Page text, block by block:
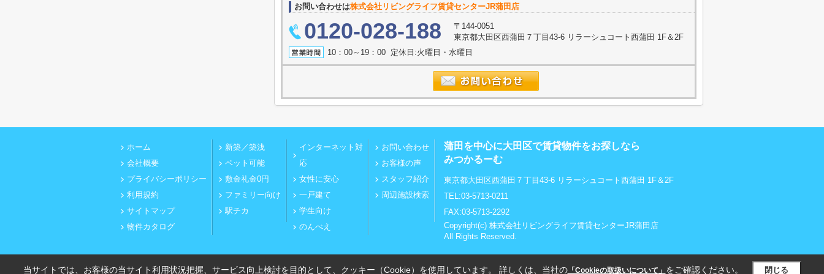
お問い合わせは株式会社リビングライフ賃貸センターJR蒲田店
0120-028-188
〒144-0051
東京都大田区西蒲田７丁目43-6 リラーシュコート西蒲田 1F＆2F
10：00～19：00 定休日:火曜日・水曜日
ホーム
会社概要
プライバシーポリシー
利用規約
サイトマップ
物件カタログ
新築／築浅
ペット可能
敷金礼金0円
ファミリー向け
駅チカ
インターネット対
応
女性に安心
一戸建て
学生向け
のんべえ
お問い合わせ
お客様の声
スタッフ紹介
周辺施設検索
蒲田を中心に大田区で賃貸物件をお探しなら
みつかるーむ
東京都大田区西蒲田７丁目43-6 リラーシュコート西蒲田 1F＆2F
TEL:03-5713-0211
FAX:03-5713-2292
Copyright(c) 株式会社リビングライフ賃貸センターJR蒲田店
All Rights Reserved.
当サイトでは、お客様の当サイト利用状況把握、サービス向上検討を目的として、クッキー（Cookie）を使用しています。 詳しくは、当社の「Cookieの取扱いについて」 をご確認ください。 閉じる